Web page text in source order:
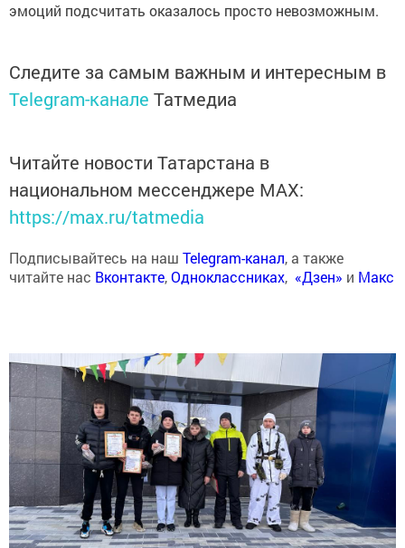
эмоций подсчитать оказалось просто невозможным.
Следите за самым важным и интересным в
Telegram-канале Татмедиа
Читайте новости Татарстана в
национальном мессенджере MАХ:
https://max.ru/tatmedia
Подписывайтесь на наш Telegram-канал, а также
читайте нас Вконтакте,Одноклассниках, «Дзен» и Макс